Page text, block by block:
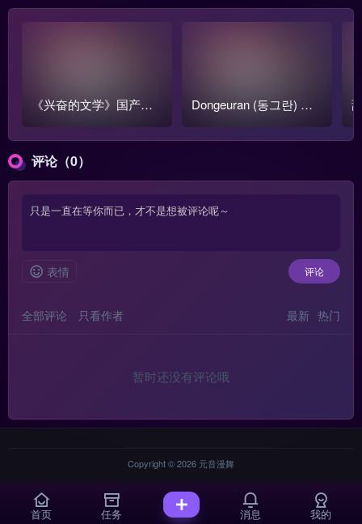
《兴奋的文学》国产跳
蛋阅读1-3季全集【含番
外篇】
Dongeuran (동그란) 写
真COS作品原图合集
评论（0）
表情 评论
全部评论 只看作者 最新 热门
暂时还没有评论哦
Copyright © 2026 元音漫舞
首页 任务 消息 我的